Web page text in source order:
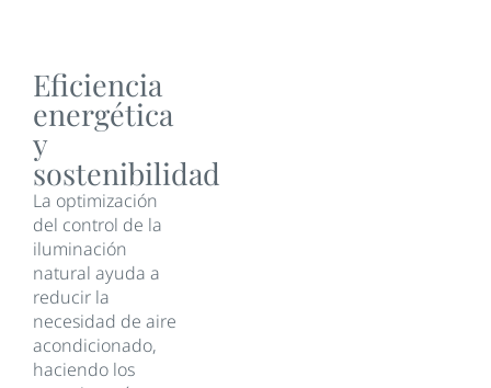
Eficiencia
energética
y
sostenibilidad
La optimización
del control de la
iluminación
natural ayuda a
reducir la
necesidad de aire
acondicionado,
haciendo los